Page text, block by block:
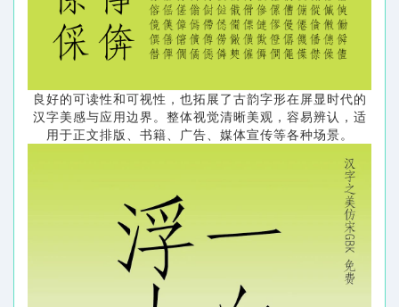
良好的可读性和可视性，也拓展了古韵字形在屏显时代的
汉字美感与应用边界。整体视觉清晰美观，容易辨认，适
用于正文排版、书籍、广告、媒体宣传等各种场景。